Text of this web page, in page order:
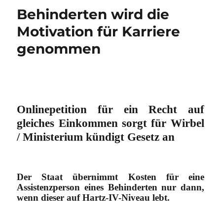
Behinderten wird die
Motivation für Karriere
genommen
Onlinepetition für ein Recht auf
gleiches Einkommen sorgt für Wirbel
/ Ministerium kündigt Gesetz an
Der Staat übernimmt Kosten für eine
Assistenzperson eines Behinderten nur dann,
wenn dieser auf Hartz-IV-Niveau lebt.